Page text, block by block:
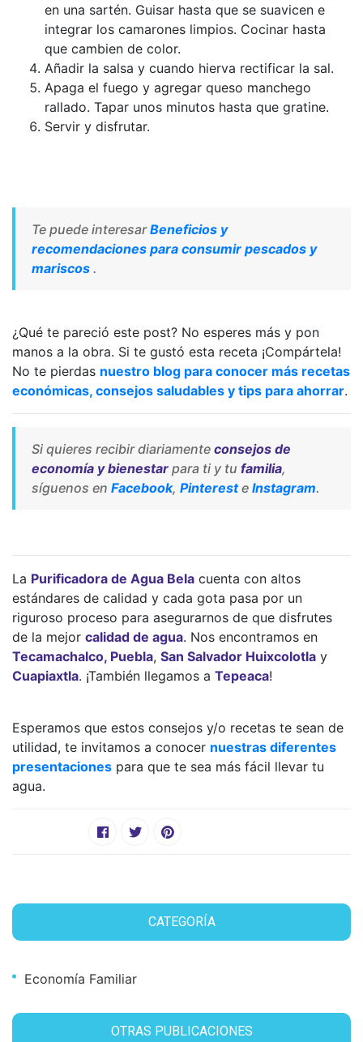
en una sartén. Guisar hasta que se suavicen e
integrar los camarones limpios. Cocinar hasta
que cambien de color.
Añadir la salsa y cuando hierva rectificar la sal.
Apaga el fuego y agregar queso manchego
rallado. Tapar unos minutos hasta que gratine.
Servir y disfrutar.
Te puede interesarBeneficios y
recomendaciones para consumir pescados y
mariscos .
¿Qué te pareció este post? No esperes más y pon
manos a la obra. Si te gustó esta receta ¡Compártela!
No te pierdas nuestro blog para conocer más recetas
económicas, consejos saludables y tips para ahorrar.
Si quieres recibir diariamente consejos de
economía y bienestar para ti y tu familia,
síguenos en Facebook, Pintereste Instagram.
La Purificadora de Agua Bela cuenta con altos
estándares de calidad y cada gota pasa por un
riguroso proceso para asegurarnos de que disfrutes
de la mejor calidad de agua. Nos encontramos en
Tecamachalco, Puebla, San Salvador Huixcolotla y
Cuapiaxtla. ¡También llegamos a Tepeaca!
Esperamos que estos consejos y/o recetas te sean de
utilidad, te invitamos a conocer nuestras diferentes
presentaciones para que te sea más fácil llevar tu
agua.
CATEGORÍA
Economía Familiar
OTRAS PUBLICACIONES